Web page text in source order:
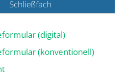
Schließfach
(digital)
(konventionell)